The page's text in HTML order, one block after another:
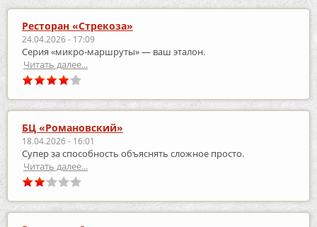
Ресторан «Стрекоза»
24.04.2026 - 17:09
Серия «микро‑маршруты» — ваш эталон.
Читать далее...
БЦ «Романовский»
18.04.2026 - 16:01
Супер за способность объяснять сложное просто.
Читать далее...